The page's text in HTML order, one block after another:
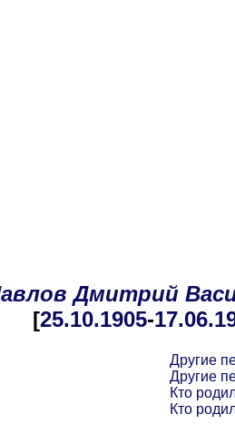
Дмитрий
[25.10.1905-17.06
Другие
Другие
Кто
Кто